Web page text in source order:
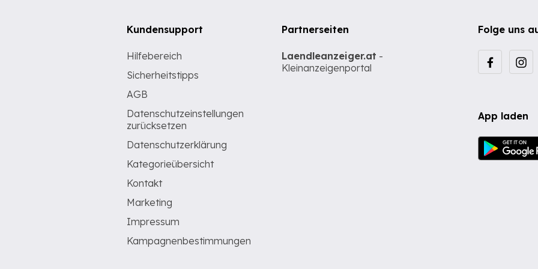
Folge uns
App laden
Kundensupport
Hilfebereich
Sicherheitstipps
AGB
Datenschutzeinstellungen
zurücksetzen
Datenschutzerklärung
Kategorieübersicht
Kontakt
Marketing
Impressum
Kampagnenbestimmungen
Partnerseiten
Laendleanzeiger.at -
Kleinanzeigenportal